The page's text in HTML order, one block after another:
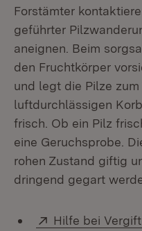
Forstämter
geführter
aneignen. Beim
den Fruchtkörper
und legt die Pilze
luftdurchlässigen
frisch. Ob ein Pilz
eine Geruchsprobe.
rohen Zustand giftig
dringend gegart
Extern:
Hilfe bei